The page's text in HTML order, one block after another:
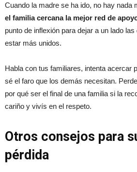
Cuando la madre se ha ido, no hay nada
el familia cercana la mejor red de
punto de inflexión para dejar a un lado
estar más unidos.
Habla con tus familiares, intenta acercar
sé el faro que los demás necesitan.
por qué ser el final de una familia si la
cariño y vivís en el respeto.
Otros consejos para
pérdida